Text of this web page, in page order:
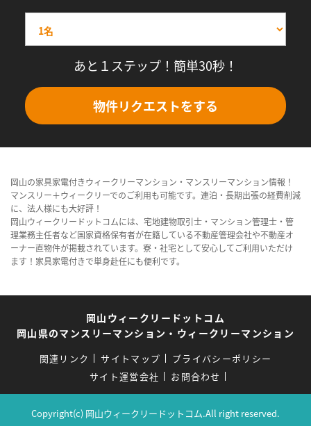
あと１ステップ！簡単30秒！
物件リクエストをする
岡山の家具家電付きウィークリーマンション・マンスリーマンション情報！
マンスリー＋ウィークリーでのご利用も可能です。連泊・長期出張の経費削減
に、法人様にも大好評！
岡山ウィークリードットコムには、宅地建物取引士・マンション管理士・管
理業務主任者など国家資格保有者が在籍している不動産管理会社や不動産オ
ーナー直物件が掲載されています。寮・社宅として安心してご利用いただけ
ます！家具家電付きで単身赴任にも便利です。
岡山ウィークリードットコム
岡山県のマンスリーマンション・ウィークリーマンション
関連リンク サイトマップ
プライバシーポリシー
サイト運営会社
お問合わせ
Copyright(c) 岡山ウィークリードットコム.All right reserved.